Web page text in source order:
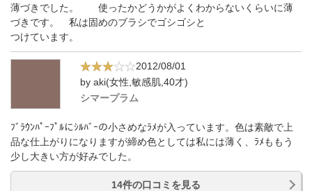
薄づきでした。 使ったかどうかがよくわからないくらいに薄
づきです。 私は固めのブラシでゴシゴシと
つけています。
2012/08/01
by aki(女性,敏感肌,40才)
シマープラム
ﾌﾞﾗｳﾝﾊﾟｰﾌﾟﾙにｼﾙﾊﾞｰの小さめなﾗﾒが入っています。色は素敵で上
品な仕上がりになりますが締め色としては私には薄く、ﾗﾒももう
少し大きい方が好みでした。
14件の口コミを見る